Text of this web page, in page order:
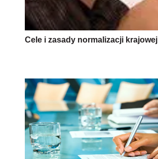
Cele i zasady normalizacji krajowej